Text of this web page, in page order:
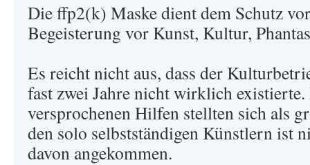
Die ffp2(k) Maske dient dem Schutz
Begeisterung vor Kunst, Kultur,
Es reicht nicht aus, dass der
fast zwei Jahre nicht wirklich
versprochenen Hilfen stellten sich als
den solo selbstständigen Künstlern ist
davon angekommen.